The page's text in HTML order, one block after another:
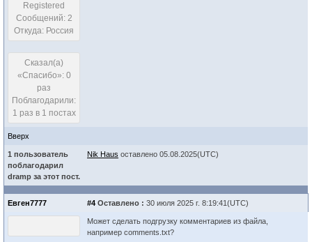
Registered
Сообщений: 2
Откуда: Россия
Сказал(а)
«Спасибо»: 0
раз
Поблагодарили:
1 раз в 1 постах
Вверх
1 пользователь
поблагодарил
dramp за этот пост.
Nik Haus оставлено 05.08.2025(UTC)
Евген7777 #4 Оставлено : 30 июля 2025 г. 8:19:41(UTC)
Может сделать подгрузку комментариев из файла,
например comments.txt?